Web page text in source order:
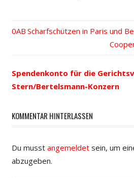
Vorheriger
Scharfschützen in Paris und
Spendenkonto für die
Stern/Bertelsmann-Konzern
KOMMENTAR HINTERLASSEN
Du musst angemeldetsein, um
abzugeben.